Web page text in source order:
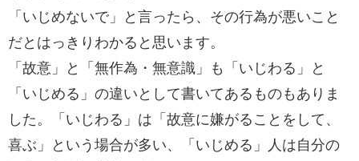
「いじめないで」と言ったら、その行為が悪いこと
だとはっきりわかると思います。
「故意」と「無作為・無意識」も「いじわる」と
「いじめる」の違いとして書いてあるものもありま
した。「いじわる」は「故意に嫌がることをして、
喜ぶ」という場合が多い、「いじめる」人は自分の